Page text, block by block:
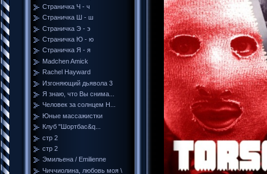
Страничка Ч - ч
Страничка Ш - ш
Страничка Э - э
Страничка Ю - ю
Страничка Я - я
Madchen Amick
Rachel Hayward
Изгоняющий дьявола 3
Я знаю, что Вы снима...
Человек за солнцем H...
Юные массажистки
Клуб "Шортбас&q...
стр 2
стр 2
Эмильена / Emilienne
Чиччиолина, любовь моя \